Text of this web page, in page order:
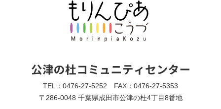
TEL：0476-27-5252 FAX：0476-27-5353
〒286-0048 千葉県成田市公津の杜4丁目8番地